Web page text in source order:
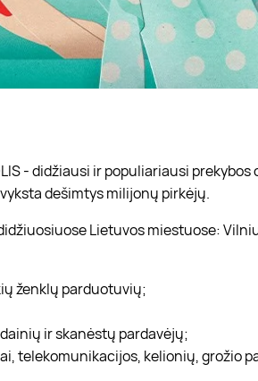
- didžiausi ir populiariausi
dešimtys milijonų pirkėjų.
Lietuvos miestuose:
ženklų parduotuvių;
ir skanėstų pardavėjų;
telekomunikacijos, kelionių, grožio